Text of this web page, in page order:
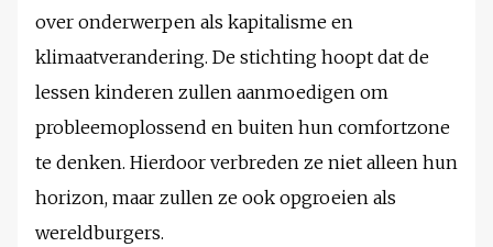
over onderwerpen als kapitalisme en
klimaatverandering. De stichting hoopt dat de
lessen kinderen zullen aanmoedigen om
probleemoplossend en buiten hun comfortzone
te denken. Hierdoor verbreden ze niet alleen hun
horizon, maar zullen ze ook opgroeien als
wereldburgers.